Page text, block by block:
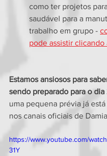
como ter projetos
saudável para a
trabalho em grupo -
pode assistir clicando
Estamos ansiosos para
sendo preparado para o
uma pequena prévia já
nos canais oficiais de
https://www.youtube.com/
31Y